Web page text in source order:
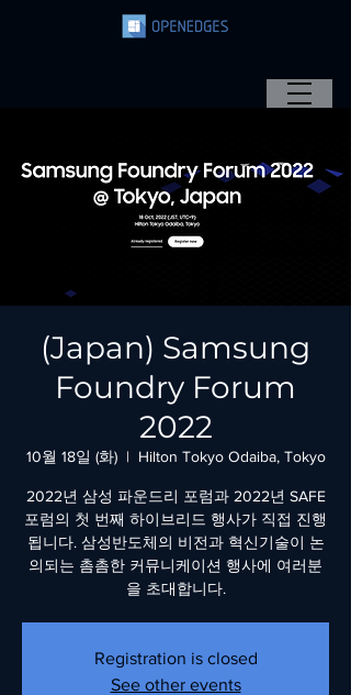
(Japan) Samsung
Foundry Forum
2022
10월 18일 (화)
  |
Hilton Tokyo Odaiba, Tokyo
2022년 삼성 파운드리 포럼과 2022년 SAFE
포럼의 첫 번째 하이브리드 행사가 직접 진행
됩니다. 삼성반도체의 비전과 혁신기술이 논
의되는 촘촘한 커뮤니케이션 행사에 여러분
을 초대합니다.
Registration is closed
See other events